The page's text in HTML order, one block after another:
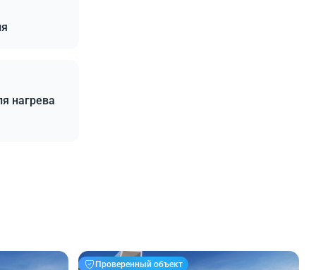
нагрева
Проверенный объект